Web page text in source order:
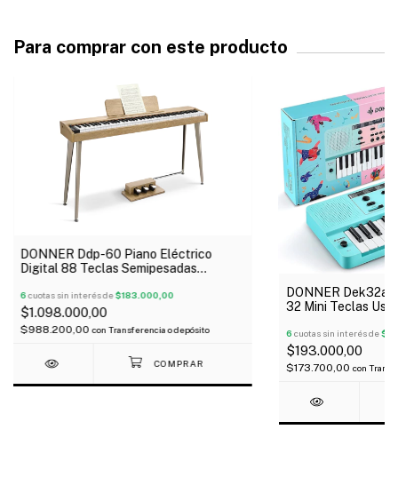
Para comprar con este producto
DONNER Ddp-60 Piano Eléctrico
Digital 88 Teclas Semipesadas
6cuotas sin interés de$183.000,00
$1.098.000,00
$988.200,00con Transferencia o depósito
DONNER Dek32a
32 Mini Teclas
6 cuotas sin interés de
$193.000,00
$173.700,00 con